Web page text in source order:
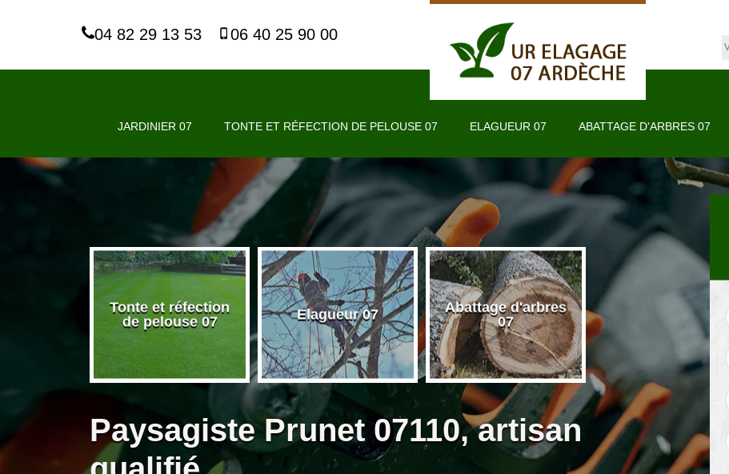
04 82 29 13 53 06 40 25 90 00
JARDINIER 07 TONTE ET RÉFECTION DE PELOUSE 07 ELAGUEUR 07 ABATTAGE D'ARBRES 07
Tonte et réfection
de pelouse 07
Elagueur 07
Abattage d'arbres
07
Taille de haie 07
Paysagiste Prunet 07110, artisan